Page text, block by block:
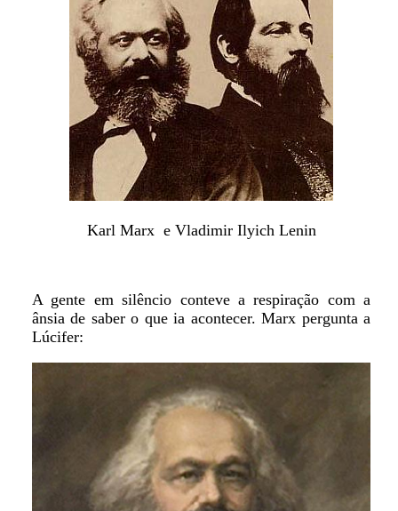
Karl Marx e Vladimir Ilyich Lenin
A gente em silêncio conteve a respiração com a
ânsia de saber o que ia acontecer. Marx pergunta a
Lúcifer: